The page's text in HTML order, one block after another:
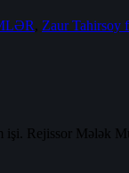
, Zaur Tahirsoy
işi. Rejissor Mələk